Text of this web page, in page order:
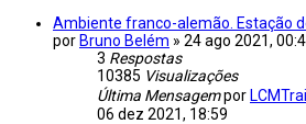
Ambiente franco-alemão. Estação
por Bruno Belém » 24 ago 2021,
3 Respostas
10385 Visualizações
Última Mensagempor
06 dez 2021, 18:59